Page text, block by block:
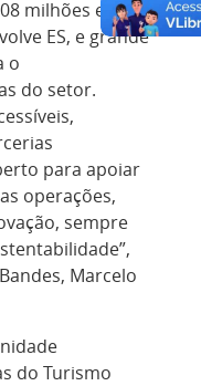
milhões em
ES, e grande
o
do setor.
para apoiar
operações,
sempre
Marcelo
do Turismo